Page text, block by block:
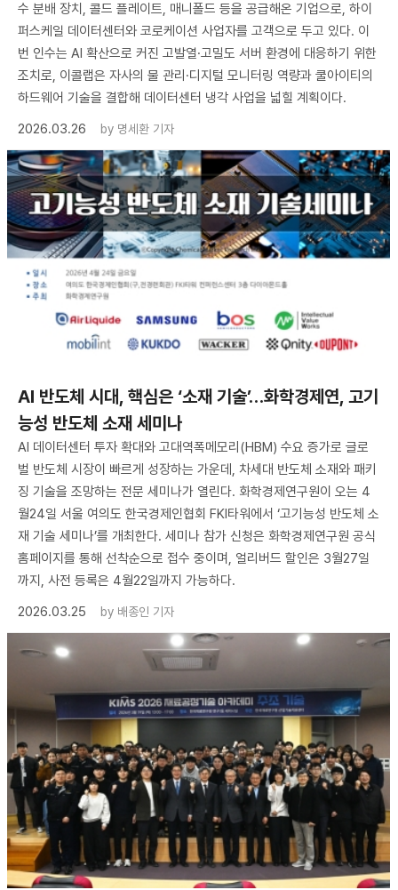
수 분배 장치, 콜드 플레이트, 매니폴드 등을 공급해온 기업으로, 하이
퍼스케일 데이터센터와 코로케이션 사업자를 고객으로 두고 있다. 이
번 인수는 AI 확산으로 커진 고발열·고밀도 서버 환경에 대응하기 위한
조치로, 이콜랩은 자사의 물 관리·디지털 모니터링 역량과 쿨아이티의
하드웨어 기술을 결합해 데이터센터 냉각 사업을 넓힐 계획이다.
2026.03.26
by 명세환 기자
AI 반도체 시대, 핵심은 ‘소재 기술’…화학경제연, 고기
능성 반도체 소재 세미나
AI 데이터센터 투자 확대와 고대역폭메모리(HBM) 수요 증가로 글로
벌 반도체 시장이 빠르게 성장하는 가운데, 차세대 반도체 소재와 패키
징 기술을 조망하는 전문 세미나가 열린다. 화학경제연구원이 오는 4
월24일 서울 여의도 한국경제인협회 FKI타워에서 ‘고기능성 반도체 소
재 기술 세미나’를 개최한다. 세미나 참가 신청은 화학경제연구원 공식
홈페이지를 통해 선착순으로 접수 중이며, 얼리버드 할인은 3월27일
까지, 사전 등록은 4월22일까지 가능하다.
2026.03.25
by 배종인 기자